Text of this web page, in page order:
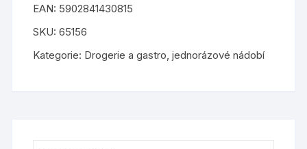
34X23
65156
EAN: 5902841430815
SKU:65156
Kategorie: Drogerie a gastro,jednorázové nádobí